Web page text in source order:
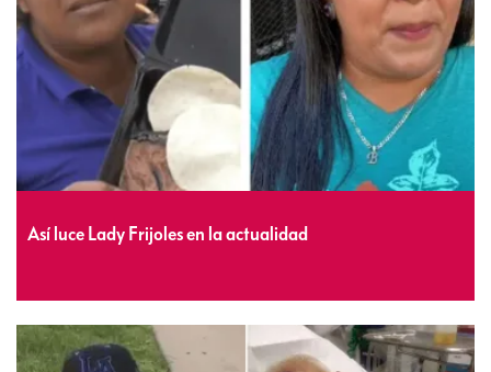
Así luce Lady Frijoles en la actualidad